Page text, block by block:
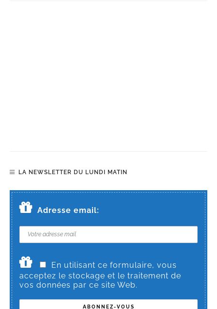
LA NEWSLETTER DU LUNDI MATIN
Adresse email:
En utilisant ce formulaire, vous
acceptez le stockage et le traitement de
vos données par ce site Web.